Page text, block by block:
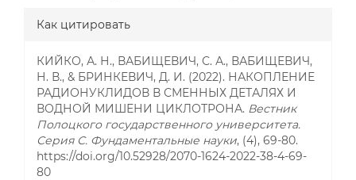
Как цитировать
КИЙКО, А. Н., ВАБИЩЕВИЧ, С. А., ВАБИЩЕВИЧ,
Н. В., & БРИНКЕВИЧ, Д. И. (2022). НАКОПЛЕНИЕ
РАДИОНУКЛИДОВ В СМЕННЫХ ДЕТАЛЯХ И
ВОДНОЙ МИШЕНИ ЦИКЛОТРОНА. Вестник
Полоцкого государственного университета.
Серия С. Фундаментальные науки, (4), 69-80.
https://doi.org/10.52928/2070-1624-2022-38-4-69-
80